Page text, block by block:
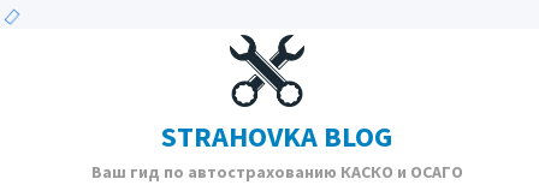
STRAHOVKA BLOG
Ваш гид по автострахованию КАСКО и ОСАГО